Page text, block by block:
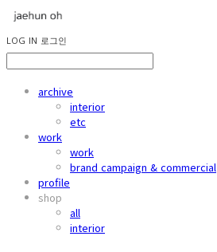
LOG IN 로그인
archive
interior
etc
work
work
brand campaign & commercial
profile
shop
all
interior